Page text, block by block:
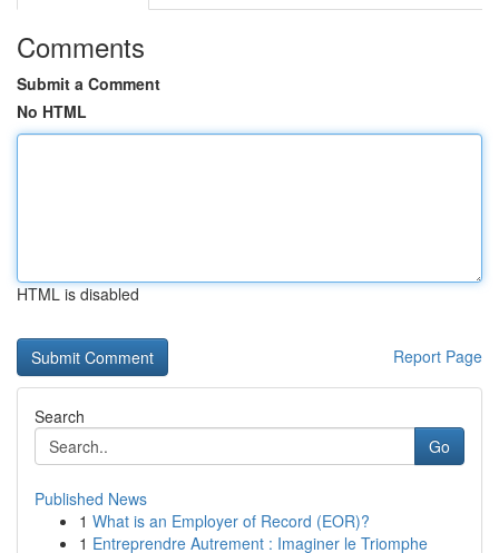
Comments
Submit a Comment
No HTML
HTML is disabled
Report Page
Search
Go
Published News
1 What is an Employer of Record (EOR)?
1 Entreprendre Autrement : Imaginer le Triomphe